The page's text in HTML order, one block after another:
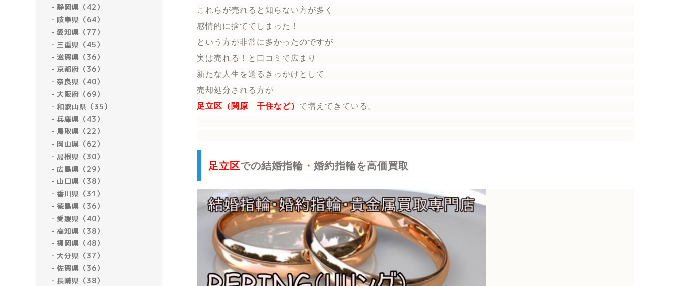
静岡県（42）
岐阜県（64）
愛知県（77）
三重県（45）
滋賀県（36）
京都府（36）
奈良県（40）
大阪府（69）
和歌山県（35）
兵庫県（43）
鳥取県（22）
岡山県（62）
島根県（30）
広島県（29）
山口県（38）
香川県（31）
徳島県（36）
愛媛県（40）
高知県（38）
福岡県（48）
大分県（37）
佐賀県（36）
長崎県（38）
これらが売れると知らない方が多く
感情的に捨ててしまった！
という方が非常に多かったのですが
実は売れる！と口コミで広まり
新たな人生を送る きっかけとして
売却処分される方が
足立区（関原 千住など） で増えてきている。
足立区での結婚指輪・婚約指輪を高価買取